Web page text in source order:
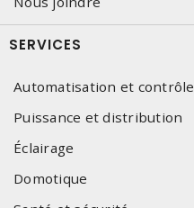
SERVICES
Automatisation et contrôle
Puissance et distribution
Éclairage
Domotique